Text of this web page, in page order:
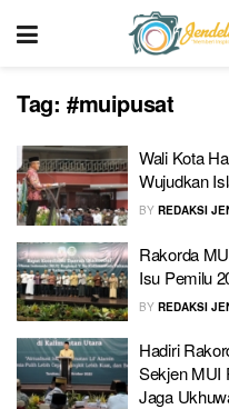
Tag: #muipusat
Wali Kota
Wujudkan
BY REDAKSI
Rakorda
Isu Pemilu
BY REDAKSI
Hadiri
Sekjen MUI
Jaga